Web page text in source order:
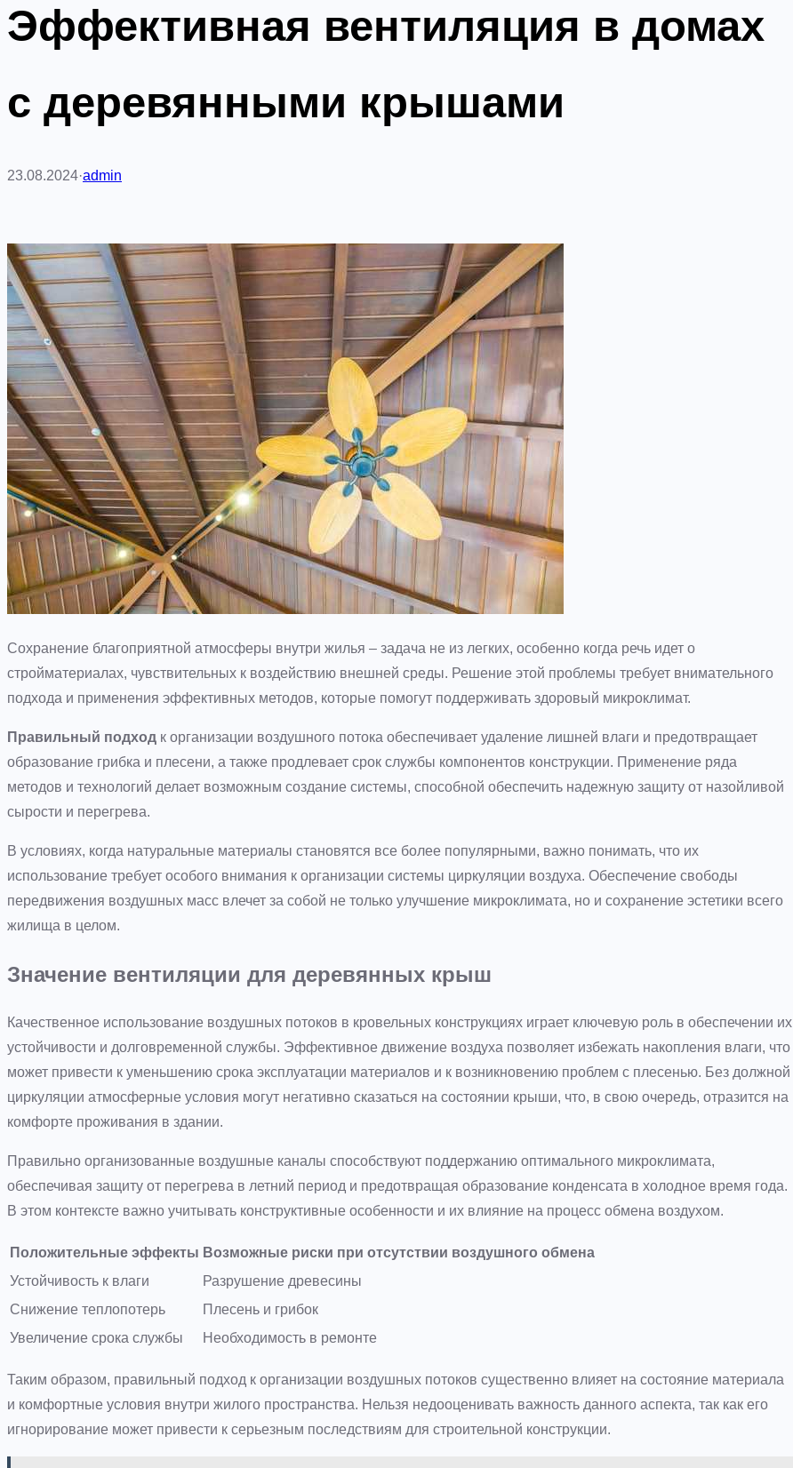
Эффективная вентиляция в домах
с деревянными крышами
23.08.2024·admin
Сохранение благоприятной атмосферы внутри жилья – задача не из легких, особенно когда речь идет о
стройматериалах, чувствительных к воздействию внешней среды. Решение этой проблемы требует внимательного
подхода и применения эффективных методов, которые помогут поддерживать здоровый микроклимат.
Правильный подход к организации воздушного потока обеспечивает удаление лишней влаги и предотвращает
образование грибка и плесени, а также продлевает срок службы компонентов конструкции. Применение ряда
методов и технологий делает возможным создание системы, способной обеспечить надежную защиту от назойливой
сырости и перегрева.
В условиях, когда натуральные материалы становятся все более популярными, важно понимать, что их
использование требует особого внимания к организации системы циркуляции воздуха. Обеспечение свободы
передвижения воздушных масс влечет за собой не только улучшение микроклимата, но и сохранение эстетики всего
жилища в целом.
Значение вентиляции для деревянных крыш
Качественное использование воздушных потоков в кровельных конструкциях играет ключевую роль в обеспечении их
устойчивости и долговременной службы. Эффективное движение воздуха позволяет избежать накопления влаги, что
может привести к уменьшению срока эксплуатации материалов и к возникновению проблем с плесенью. Без должной
циркуляции атмосферные условия могут негативно сказаться на состоянии крыши, что, в свою очередь, отразится на
комфорте проживания в здании.
Правильно организованные воздушные каналы способствуют поддержанию оптимального микроклимата,
обеспечивая защиту от перегрева в летний период и предотвращая образование конденсата в холодное время года.
В этом контексте важно учитывать конструктивные особенности и их влияние на процесс обмена воздухом.
Положительные эффекты Возможные риски при отсутствии воздушного обмена
Устойчивость к влаги
Разрушение древесины
Снижение теплопотерь
Плесень и грибок
Увеличение срока службы
Необходимость в ремонте
Таким образом, правильный подход к организации воздушных потоков существенно влияет на состояние материала
и комфортные условия внутри жилого пространства. Нельзя недооценивать важность данного аспекта, так как его
игнорирование может привести к серьезным последствиям для строительной конструкции.